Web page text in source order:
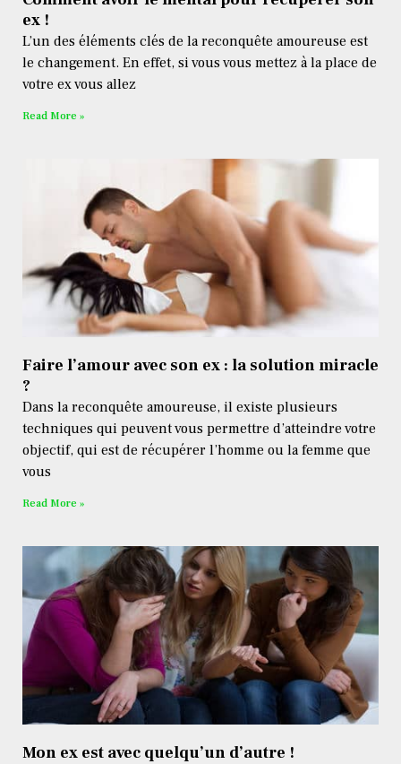
ex !
L’un des éléments clés de la reconquête amoureuse est
le changement. En effet, si vous vous mettez à la place de
votre ex vous allez
Read More »
Faire l’amour avec son ex : la solution miracle
?
Dans la reconquête amoureuse, il existe plusieurs
techniques qui peuvent vous permettre d’atteindre votre
objectif, qui est de récupérer l’homme ou la femme que
vous
Read More »
Mon ex est avec quelqu’un d’autre !